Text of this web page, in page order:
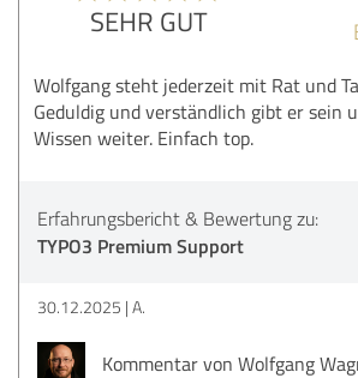
SEHR GUT
Wolfgang steht jederzeit mit Rat und
Geduldig und verständlich gibt er sein
Wissen weiter. Einfach top.
Erfahrungsbericht & Bewertung zu:
TYPO3 Premium Support
30.12.2025 A.
Kommentar von Wolfgang